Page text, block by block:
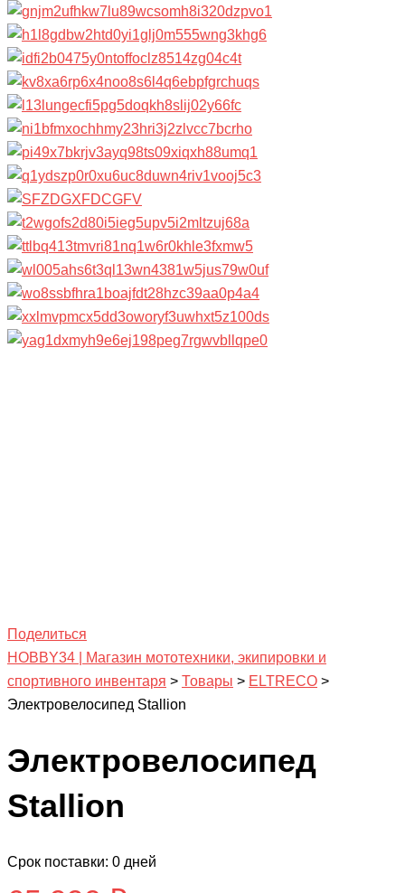
Поделиться
HOBBY34 | Магазин мототехники, экипировки и
спортивного инвентаря > Товары > ELTRECO >
Электровелосипед Stallion
Электровелосипед
Stallion
Срок поставки: 0 дней